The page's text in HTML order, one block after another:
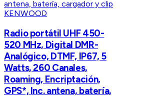
KENWOOD
Radio portátil UHF 450-
520 MHz, Digital DMR-
Analógico, DTMF, IP67, 5
Watts, 260 Canales,
Roaming, Encriptación,
GPS*, Inc. antena, batería,